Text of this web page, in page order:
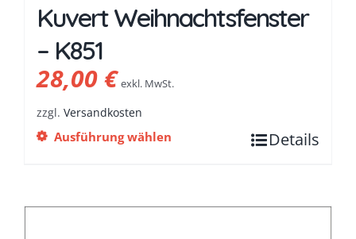
Kuvert Weihnachtsfenster
– K851
28,00€ exkl. MwSt.
zzgl. Versandkosten
Ausführung wählen Details